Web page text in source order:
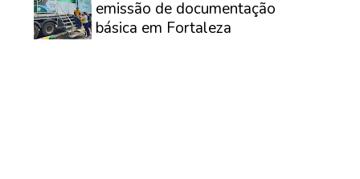
emissão de documentação
básica em Fortaleza